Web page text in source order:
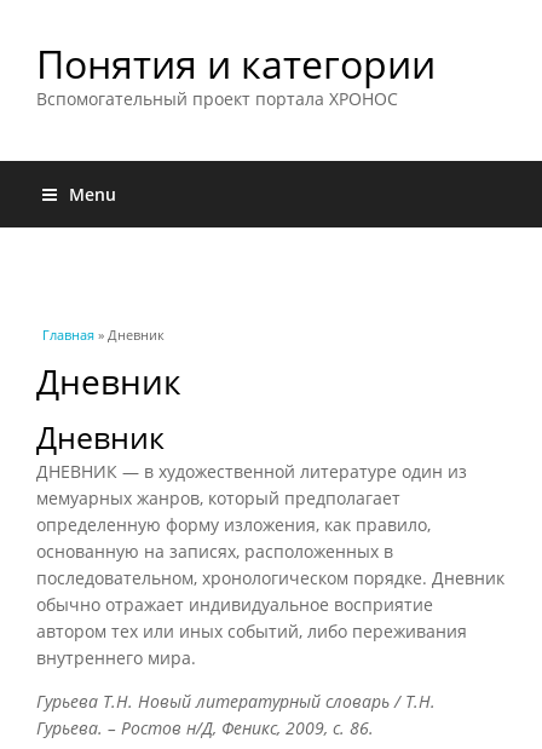
Понятия и категории
Вспомогательный проект портала ХРОНОС
Menu
Вы здесь
Главная » Дневник
Дневник
Дневник
ДНЕВНИК — в художественной литературе один из
мемуарных жанров, который предполагает
определенную форму изложения, как правило,
основанную на записях, расположенных в
последовательном, хронологическом порядке. Дневник
обычно отражает индивидуальное восприятие
автором тех или иных событий, либо переживания
внутреннего мира.
Гурьева Т.Н. Новый литературный словарь / Т.Н.
Гурьева. – Ростов н/Д, Феникс, 2009, с. 86.